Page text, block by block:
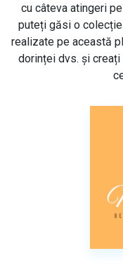
cu câteva atingeri
puteți găsi o
realizate pe această
dorinței dvs. și creați